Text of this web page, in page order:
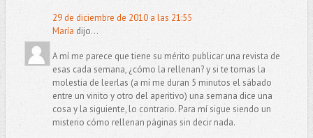
29 de diciembre de 2010 a las 21:55
María dijo...
A mí me parece que tiene su mérito publicar una revista de
esas cada semana, ¿cómo la rellenan? y si te tomas la
molestia de leerlas (a mí me duran 5 minutos el sábado
entre un vinito y otro del aperitivo) una semana dice una
cosa y la siguiente, lo contrario. Para mí sigue siendo un
misterio cómo rellenan páginas sin decir nada.